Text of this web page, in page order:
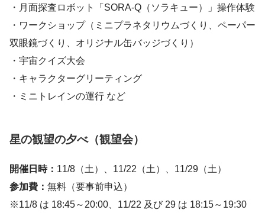
・月面探査ロボット「SORA-Q（ソラキュー）」操作体験
・ワークショップ（ミニプラネタリウムづくり、ペーパー
双眼鏡づくり、オリジナル缶バッジづくり）
・宇宙クイズ大会
・キャラクターグリーティング
・ミニトレインの運行 など
星の観望の夕べ（観望会）
開催日時： 11/8（土）、11/22（土）、11/29（土）
参加費： 無料（要事前申込）
※11/8 は 18:45～20:00、11/22 及び 29 は 18:15～19:30